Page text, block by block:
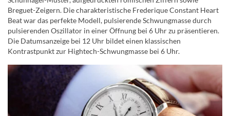
Breguet-Zeigern. Die charakteristische Frederique Constant Heart
Beat war das perfekte Modell, pulsierende Schwungmasse durch
pulsierenden Oszillator in einer Öffnung bei 6 Uhr zu präsentieren.
Die Datumsanzeige bei 12 Uhr bildet einen klassischen
Kontrastpunkt zur Hightech-Schwungmasse bei 6 Uhr.